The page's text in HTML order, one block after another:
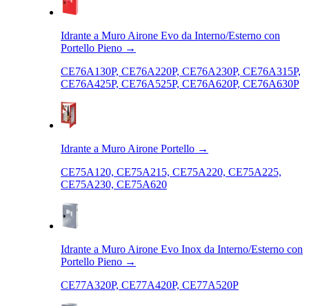
Idrante a Muro Airone Evo da Interno/Esterno con
Portello Pieno →
CE76A130P, CE76A220P, CE76A230P, CE76A315P,
CE76A425P, CE76A525P, CE76A620P, CE76A630P
Idrante a Muro Airone Portello →
CE75A120, CE75A215, CE75A220, CE75A225,
CE75A230, CE75A620
Idrante a Muro Airone Evo Inox da Interno/Esterno con
Portello Pieno →
CE77A320P, CE77A420P, CE77A520P